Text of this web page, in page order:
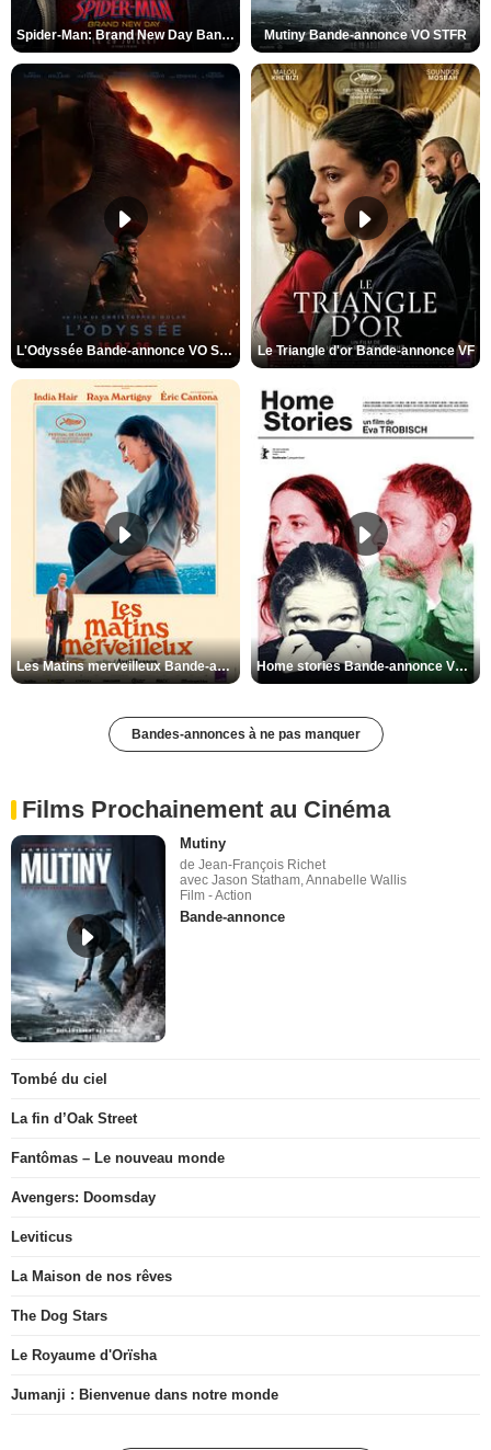
Spider-Man: Brand New Day Bande-annonce VO STFR Mutiny Bande-annonce VO STFR
L'Odyssée Bande-annonce VO STFR Le Triangle d'or Bande-annonce VF
Les Matins merveilleux Bande-annonce VF Home stories Bande-annonce VO STFR
Bandes-annonces à ne pas manquer
Films Prochainement au Cinéma
Mutiny
de Jean-François Richet
avec Jason Statham, Annabelle Wallis
Film - Action
Bande-annonce
Tombé du ciel
La fin d’Oak Street
Fantômas – Le nouveau monde
Avengers: Doomsday
Leviticus
La Maison de nos rêves
The Dog Stars
Le Royaume d'Orïsha
Jumanji : Bienvenue dans notre monde